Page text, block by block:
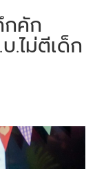
กคัก
.ไม่ตีเด็ก